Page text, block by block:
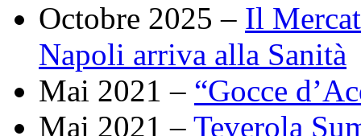
Octobre 2025 – Il
Napoli arriva alla Sanità
Mai 2021 – “Gocce
Mai 2021 – Teverola